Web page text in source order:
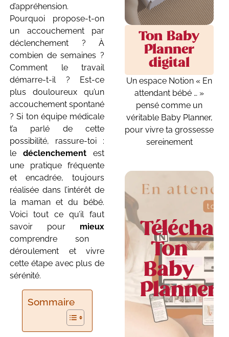
d’appréhension.
Pourquoi propose-t-on
un accouchement par
déclenchement ? À
combien de semaines ?
Comment le travail
démarre-t-il ? Est-ce
plus douloureux qu’un
accouchement spontané
?Si ton équipe médicale
t’a parlé de cette
possibilité, rassure-toi :
le déclenchement est
une pratique fréquente
et encadrée, toujours
réalisée dans l’intérêt de
la maman et du bébé.
Voici tout ce qu’il faut
savoir pour mieux
comprendre son
déroulement et vivre
cette étape avec plus de
sérénité.
Sommaire
Ton Baby
Planner
digital
Un espace Notion « En
attendant bébé … »
pensé comme un
véritable Baby Planner,
pour vivre ta grossesse
sereinement
Ton
Baby
Planner